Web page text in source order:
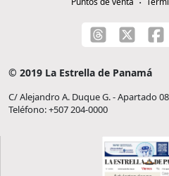
© 2019 La Estrella de Panamá
C/ Alejandro A. Duque G. - Apartado
Teléfono: +507 204-0000